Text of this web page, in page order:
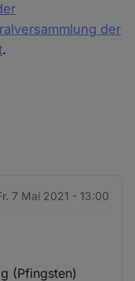
der
.
7 Mai 2021 - 13:00
(Pfingsten)